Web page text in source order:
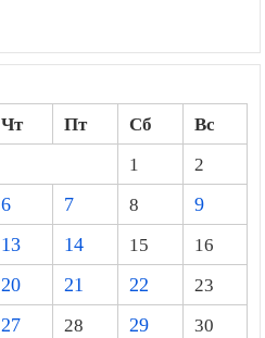
Чт Пт Сб
Вс
1
2
6 7 8
9
13 14 15
16
20 21 22
23
27 28 29
30